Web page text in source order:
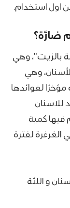
اول استخدام.
ضارَّة؟
بالزيت"، وهي
وهي
لفوائدها
للاسنان
فيها كمية
لفترة
و اللثة